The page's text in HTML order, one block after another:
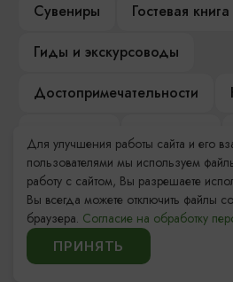
Сувениры
Гостевая книга
Гиды и экскурсоводы
Достопримечательности
Компас Балтийской кухни
Настоящий Калининградец
Для улучшения работы сайта и его
пользователями мы используем
работу с сайтом, Вы разрешаете
Вы всегда можете отключить файлы
браузера. Согласие на обработку
ПРИНЯТЬ